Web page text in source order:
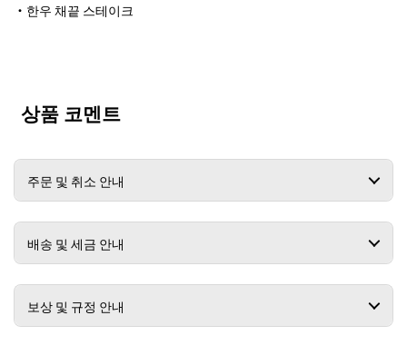
・한우 채끝 스테이크
상품 코멘트
주문 및 취소 안내
배송 및 세금 안내
보상 및 규정 안내